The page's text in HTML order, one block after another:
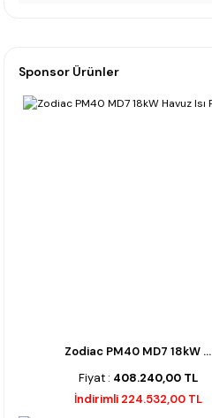
Sponsor Ürünler
Zodiac PM40 MD7 18kW ...
Fiyat : 408.240,00 TL
İndirimli 224.532,00 TL